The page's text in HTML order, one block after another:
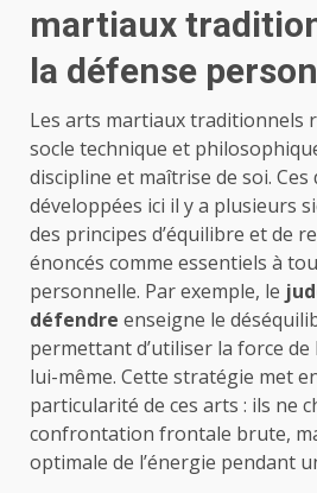
martiaux
la défense
Les arts martiaux traditionnels
socle technique et
discipline et maîtrise de soi. Ces
développées ici il y a plusieurs
des principes d’équilibre et de
énoncés comme essentiels à
personnelle. Par exemple, le
défendre enseigne le
permettant d’utiliser la force de
lui-même. Cette stratégie met
particularité de ces arts : ils ne
confrontation frontale brute,
optimale de l’énergie pendant